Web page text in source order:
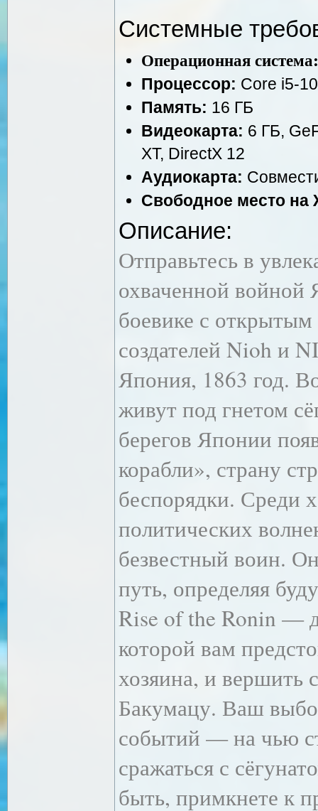
Системные
Операционная система:
Процессор: Core i5-
Память: 16 ГБ
Видеокарта: 6 ГБ,
XT, DirectX 12
Аудиокарта:
Свободное место
Описание:
Отправьтесь в
охваченной
боевике с
создателей Nioh и
Япония, 1863 год.
живут под гнетом
берегов Японии
корабли», страну
беспорядки. Среди
политических
безвестный воин.
путь, определяя
Rise of the Ronin —
которой вам
хозяина, и вершить
Бакумацу. Ваш
событий — на чью
сражаться с
быть, примкнете к